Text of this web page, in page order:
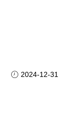
2024-12-31